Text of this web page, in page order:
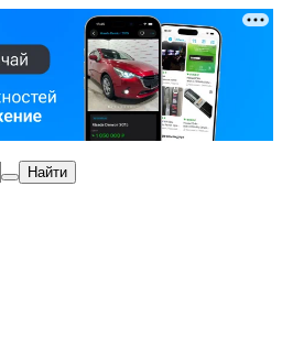
Найти